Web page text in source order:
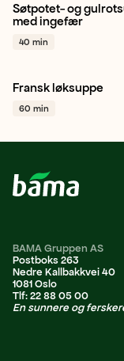
Søtpotet Gulrot
+ 1
Søtpotet- og
med ingefær
40 min
Løk
Fransk løksuppe
60 min
BAMA Gruppen AS
Postboks 263
Nedre Kallbakkvei 40
1081 Oslo
Tlf: 22 88 05 00
En sunnere og